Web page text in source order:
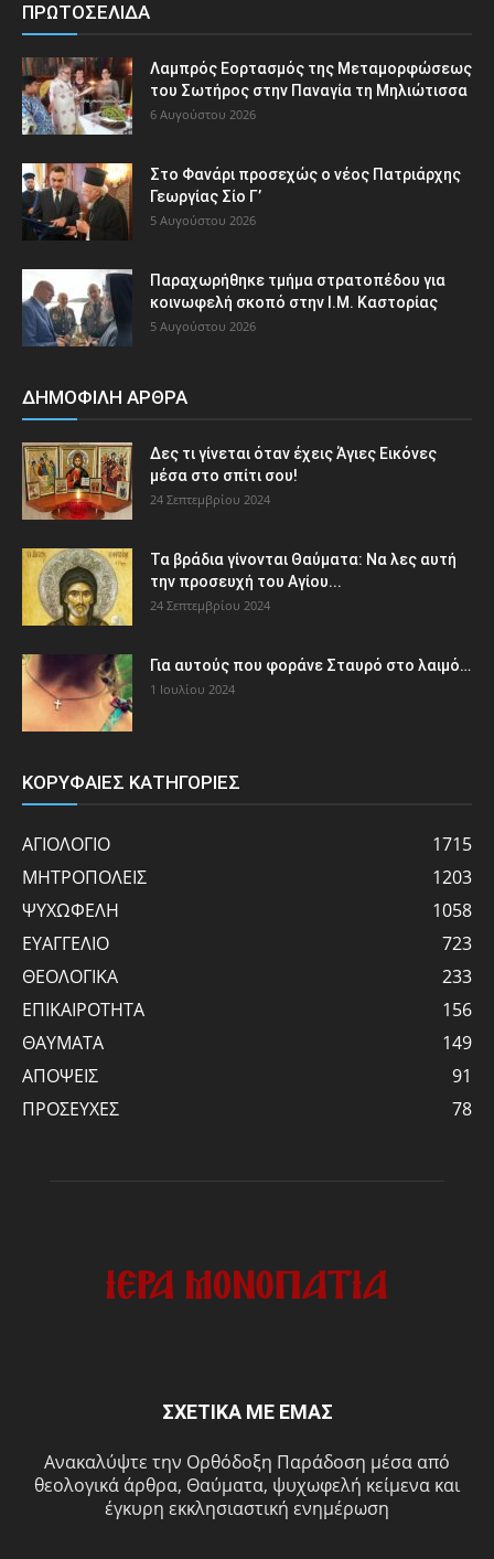
ΠΡΩΤΟΣΕΛΙΔΑ
Λαμπρός Εορτασμός της Μεταμορφώσεως
του Σωτήρος στην Παναγία τη Μηλιώτισσα
6 Αυγούστου 2026
Στο Φανάρι προσεχώς ο νέος Πατριάρχης
Γεωργίας Σίο Γ’
5 Αυγούστου 2026
Παραχωρήθηκε τμήμα στρατοπέδου για
κοινωφελή σκοπό στην Ι.Μ. Καστορίας
5 Αυγούστου 2026
ΔΗΜΟΦΙΛΗ ΑΡΘΡΑ
Δες τι γίνεται όταν έχεις Άγιες Εικόνες
μέσα στο σπίτι σου!
24 Σεπτεμβρίου 2024
Τα βράδια γίνονται Θαύματα: Να λες αυτή
την προσευχή του Αγίου...
24 Σεπτεμβρίου 2024
Για αυτούς που φοράνε Σταυρό στο λαιμό…
1 Ιουλίου 2024
ΚΟΡΥΦΑΙΕΣ ΚΑΤΗΓΟΡΙΕΣ
ΑΓΙΟΛΟΓΙΟ
1715
ΜΗΤΡΟΠΟΛΕΙΣ
1203
ΨΥΧΩΦΕΛΗ
1058
ΕΥΑΓΓΕΛΙΟ
723
ΘΕΟΛΟΓΙΚΑ
233
ΕΠΙΚΑΙΡΟΤΗΤΑ
156
ΘΑΥΜΑΤΑ
149
ΑΠΟΨΕΙΣ
91
ΠΡΟΣΕΥΧΕΣ
78
ΣΧΕΤΙΚΑ ΜΕ ΕΜΑΣ
Ανακαλύψτε την Ορθόδοξη Παράδοση μέσα από
θεολογικά άρθρα, Θαύματα, ψυχωφελή κείμενα και
έγκυρη εκκλησιαστική ενημέρωση